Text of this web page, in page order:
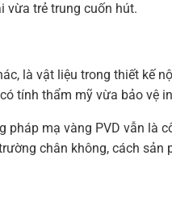
vừa trẻ trung cuốn hút.
là vật liệu trong thiết kế
tính thẩm mỹ vừa bảo vệ
mạ vàng PVD vẫn là
chân không, cách